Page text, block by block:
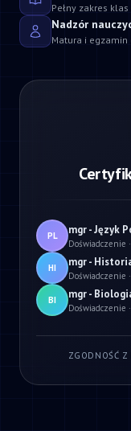
Pełny zakres
Nadzór
Matura i
PL mgr - Język
Doświadczenie
HI mgr -
Doświadczenie
BI mgr -
Doświadczenie
ZGODNOŚĆ Z